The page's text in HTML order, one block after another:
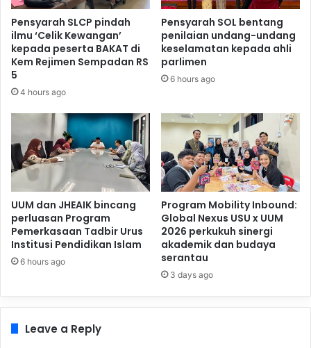
Pensyarah SLCP pindah
ilmu ‘Celik Kewangan’
kepada peserta BAKAT di
Kem Rejimen Sempadan RS
5
4 hours ago
Pensyarah SOL bentang
penilaian undang-undang
keselamatan kepada ahli
parlimen
6 hours ago
UUM dan JHEAIK bincang
perluasan Program
Pemerkasaan Tadbir Urus
Institusi Pendidikan Islam
6 hours ago
Program Mobility Inbound:
Global Nexus USU x UUM
2026 perkukuh sinergi
akademik dan budaya
serantau
3 days ago
Leave a Reply